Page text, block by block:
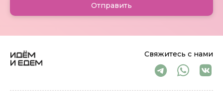
Свяжитесь с нами
Отправить